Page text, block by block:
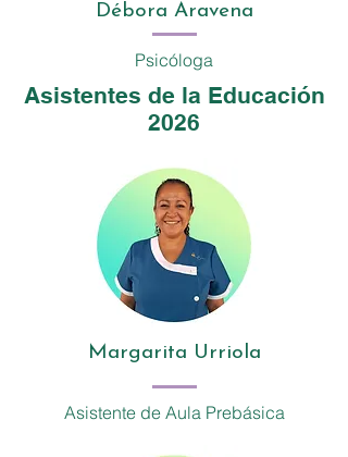
Débora Aravena
Psicóloga
Asistentes de la Educación
2026
Margarita Urriola
Asistente de Aula Prebásica